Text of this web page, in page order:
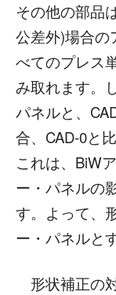
その他の部品
公差外)場合の
べてのプレス
み取れます。
パネルと、
合、CAD-0と
これは、BiW
ー・パネルの
す。よって、
ー・パネルと
形状補正の